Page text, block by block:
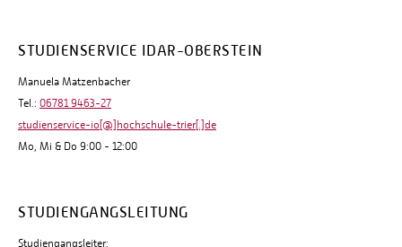
STUDIENSERVICE IDAR-OBERSTEIN
Manuela Matzenbacher
Tel.: 06781 9463-27
studienservice-io[@]hochschule-trier[.]de
Mo, Mi & Do 9:00 - 12:00
STUDIENGANGSLEITUNG
Studiengangsleiter: